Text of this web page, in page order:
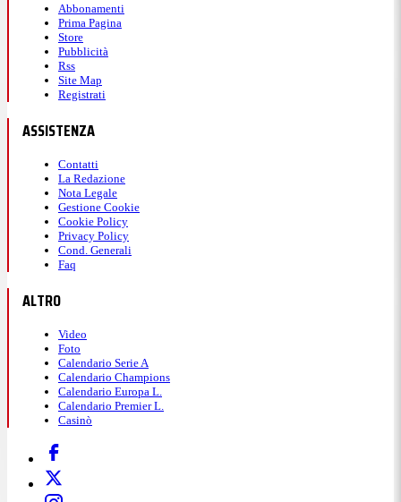
Abbonamenti
Prima Pagina
Store
Pubblicità
Rss
Site Map
Registrati
ASSISTENZA
Contatti
La Redazione
Nota Legale
Gestione Cookie
Cookie Policy
Privacy Policy
Cond. Generali
Faq
ALTRO
Video
Foto
Calendario Serie A
Calendario Champions
Calendario Europa L.
Calendario Premier L.
Casinò